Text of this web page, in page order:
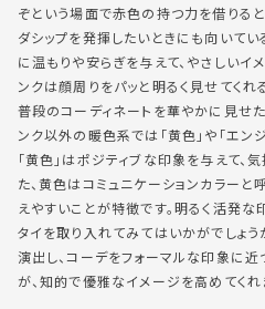
ぞという場面で赤色の持つ力を借りると
ダシップを発揮したいときにも向いてい
に温もりや安らぎを与えて、やさしいイ
ンクは顔周りをパッと明るく見せてくれ
普段のコーディネートを華やかに見せ
ンク以外の暖色系では「黄色」や「エン
「黄色」はポジティブな印象を与えて、
た、黄色はコミュニケーションカラー
えやすいことが特徴です。明るく活発
タイを取り入れてみてはいかがでしょう
演出し、コーデをフォーマルな印象に近
が、知的で優雅なイメージを高めてくれ